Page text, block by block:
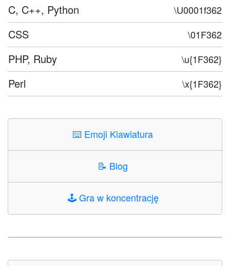
C, C++, Python \U0001f362
CSS \01F362
PHP, Ruby \u{1F362}
Perl \x{1F362}
⌨️ Emoji Klawiatura
📝 Blog
🕹️Gra w koncentrację